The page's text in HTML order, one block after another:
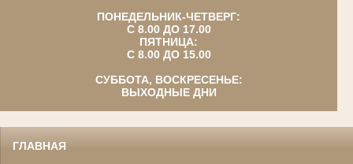
ПОНЕДЕЛЬНИК-ЧЕТВЕРГ:
С 8.00 ДО 17.00
ПЯТНИЦА:
С 8.00 ДО 15.00
СУББОТА, ВОСКРЕСЕНЬЕ:
ВЫХОДНЫЕ ДНИ
ГЛАВНАЯ